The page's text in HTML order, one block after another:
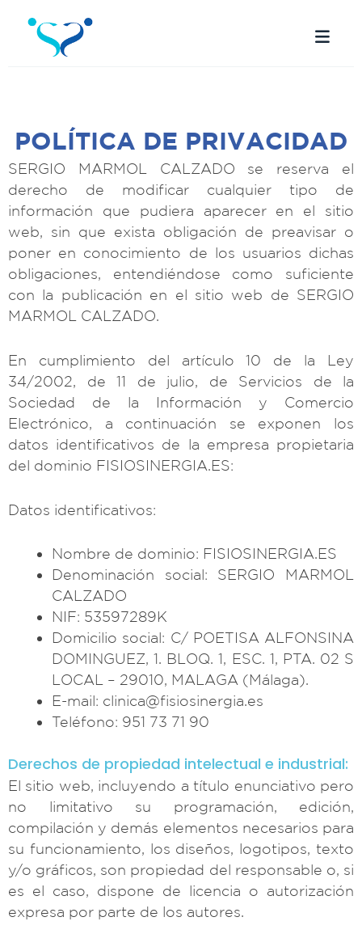
contenido
POLÍTICA DE PRIVACIDAD
SERGIO MARMOL CALZADO se reserva el
derecho de modificar cualquier tipo de
información que pudiera aparecer en el sitio
web, sin que exista obligación de preavisar o
poner en conocimiento de los usuarios dichas
obligaciones, entendiéndose como suficiente
con la publicación en el sitio web de SERGIO
MARMOL CALZADO.
En cumplimiento del artículo 10 de la Ley
34/2002, de 11 de julio, de Servicios de la
Sociedad de la Información y Comercio
Electrónico, a continuación se exponen los
datos identificativos de la empresa propietaria
del dominio FISIOSINERGIA.ES:
Datos identificativos:
Nombre de dominio: FISIOSINERGIA.ES
Denominación social: SERGIO MARMOL
CALZADO
NIF: 53597289K
Domicilio social: C/ POETISA ALFONSINA
DOMINGUEZ, 1. BLOQ. 1, ESC. 1, PTA. 02 S
LOCAL – 29010, MALAGA (Málaga).
E-mail: clinica@fisiosinergia.es
Teléfono: 951 73 71 90
Derechos de propiedad intelectual e industrial:
El sitio web, incluyendo a título enunciativo pero
no limitativo su programación, edición,
compilación y demás elementos necesarios para
su funcionamiento, los diseños, logotipos, texto
y/o gráficos, son propiedad del responsable o, si
es el caso, dispone de licencia o autorización
expresa por parte de los autores.